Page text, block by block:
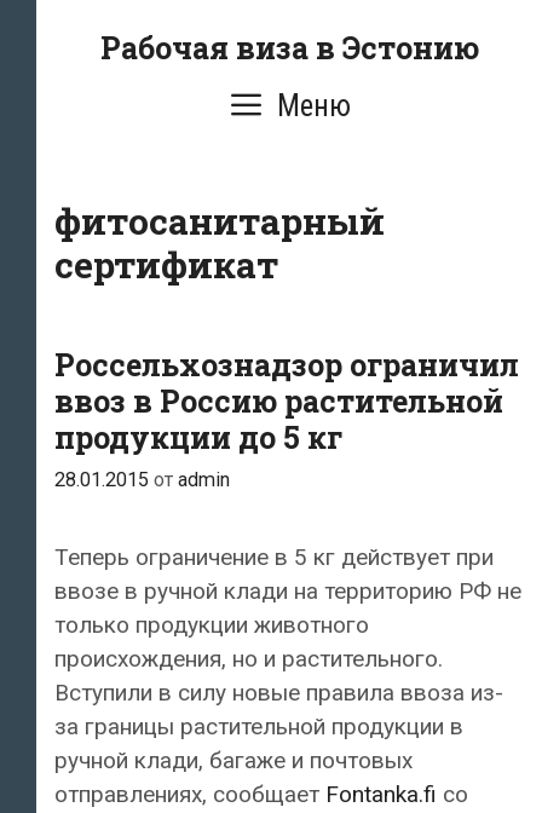
Рабочая виза в Эстонию
Меню
фитосанитарный
сертификат
Россельхознадзор ограничил
ввоз в Россию растительной
продукции до 5 кг
28.01.2015 от admin
Теперь ограничение в 5 кг действует при
ввозе в ручной клади на территорию РФ не
только продукции животного
происхождения, но и растительного.
Вступили в силу новые правила ввоза из-
за границы растительной продукции в
ручной клади, багаже и почтовых
отправлениях, сообщает Fontanka.fi со